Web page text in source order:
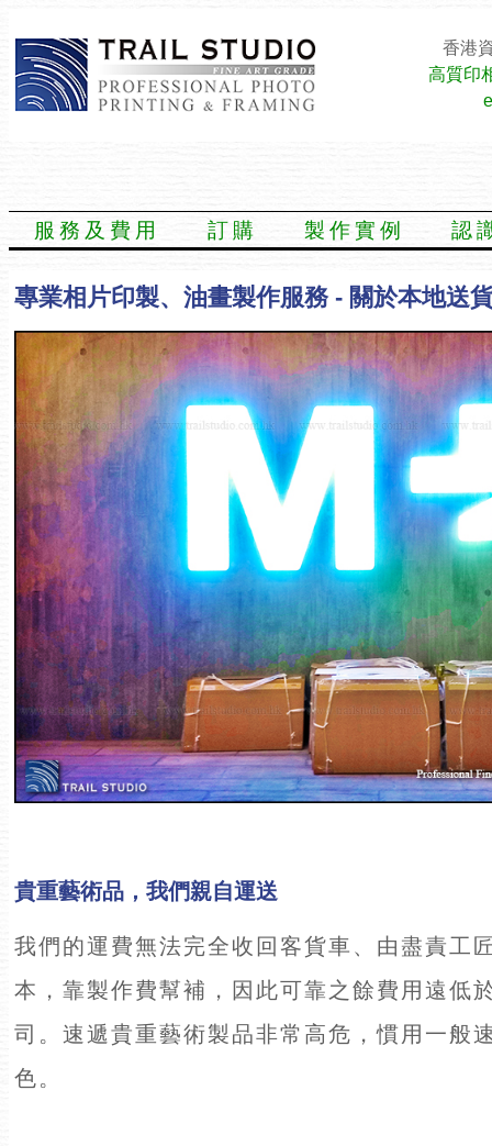
香港
高質印
服務及費用 訂購 製作實例 認
專業相片印製、油畫製作服務 - 關於本地送
貴重藝術品，我們親自運送
我們的運費無法完全收回客貨車、由盡責工
本，靠製作費幫補，因此可靠之餘費用遠低
司。速遞貴重藝術製品非常高危，慣用一般
色。